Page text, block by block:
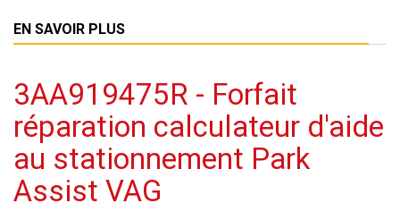
EN SAVOIR PLUS
3AA919475R - Forfait
réparation calculateur d'aide
au stationnement Park
Assist VAG